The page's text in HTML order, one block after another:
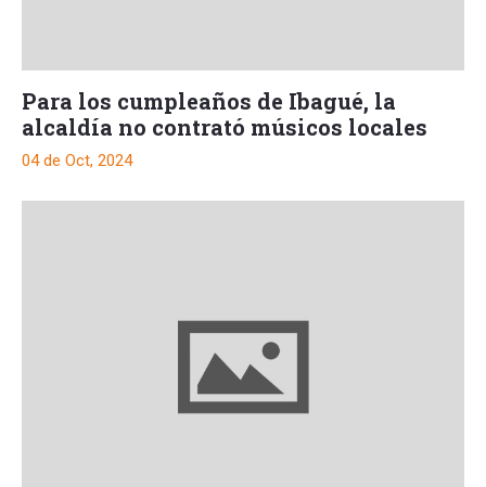
Para los cumpleaños de Ibagué, la
alcaldía no contrató músicos locales
04 de Oct, 2024